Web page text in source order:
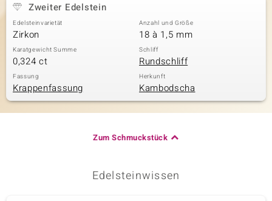
Zweiter Edelstein
Edelsteinvarietät
Zirkon
Anzahl und Größe
18 à 1,5 mm
Karatgewicht Summe
0,324 ct
Schliff
Rundschliff
Fassung
Krappenfassung
Herkunft
Kambodscha
Zum Schmuckstück
Edelsteinwissen